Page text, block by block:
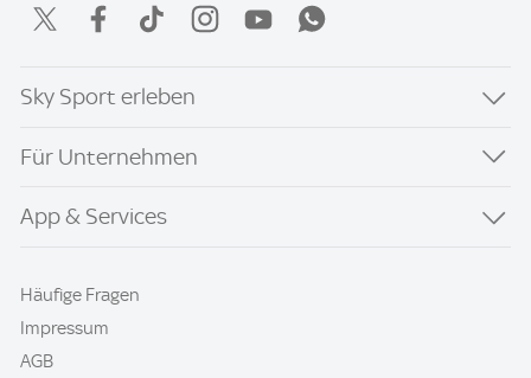
Sky Sport erleben
Für Unternehmen
App & Services
Häufige Fragen
Impressum
AGB